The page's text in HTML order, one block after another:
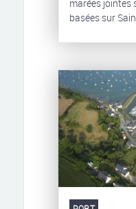
marées jointes
basées sur